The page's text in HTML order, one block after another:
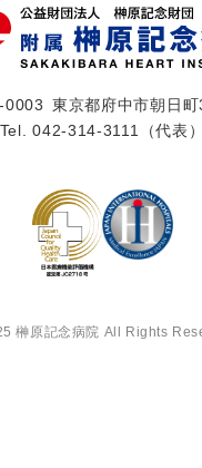
0003 東京都府中市朝日
Tel.042-314-3111 （代表）
榊󠄀原記念病院 All Rights